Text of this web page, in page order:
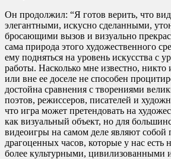
Он продолжил: “Я готов верить, что
элегантными, искусно сделанными,
бросающими вызов и визуально
сама природа этого художественного
ему подняться на уровень искусства с
работы. Насколько мне известно, никто
или вне ее доселе не способен
достойна сравнения с творениями
поэтов, режиссеров, писателей и
что игра может претендовать на
как визуальный объект, но для
видеоигры на самом деле являют собой
драгоценных часов, которые у нас есть
более культурными,